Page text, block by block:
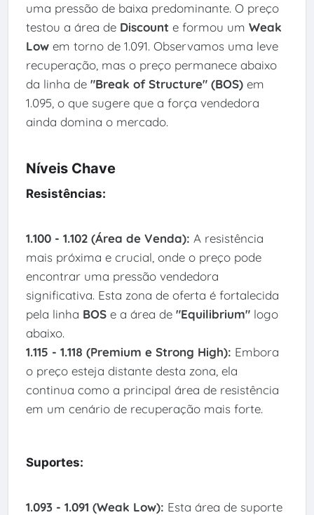
uma pressão de baixa predominante. O preço
testou a área de Discount e formou um Weak
Lowem torno de 1.091. Observamos uma leve
recuperação, mas o preço permanece abaixo
da linha de "Break of Structure" (BOS)em
1.095, o que sugere que a força vendedora
ainda domina o mercado.
Níveis Chave
Resistências:
1.100 - 1.102 (Área de Venda): A resistência
mais próxima e crucial, onde o preço pode
encontrar uma pressão vendedora
significativa. Esta zona de oferta é fortalecida
pela linha BOSe a área de "Equilibrium"logo
abaixo.
1.115 - 1.118 (Premium e Strong High): Embora
o preço esteja distante desta zona, ela
continua como a principal área de resistência
em um cenário de recuperação mais forte.
Suportes:
1.093 - 1.091 (Weak Low): Esta área de suporte